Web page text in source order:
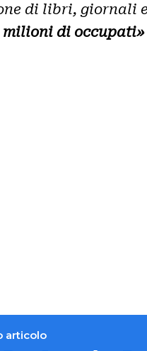
di libri, giornali
milioni di occupati»
articolo